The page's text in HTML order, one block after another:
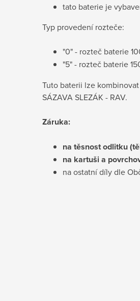
tato baterie je
Typ provedení rozteče:
"0" - rozteč baterie
"5" - rozteč baterie
Tuto baterii lze
SÁZAVASLEZÁK - RAV.
Záruka:
na těsnost odlitku
na kartuši a
na ostatní díly dle